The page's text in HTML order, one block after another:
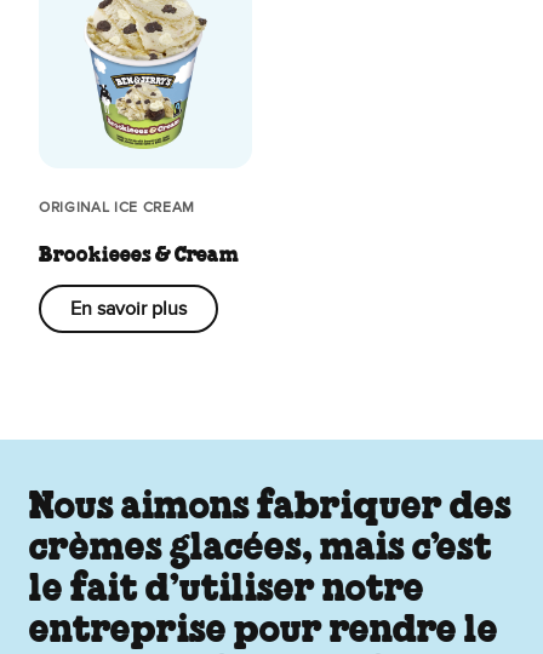
ORIGINAL ICE CREAM
Brookieees & Cream
En savoir plus
Nous aimons fabriquer des
crèmes glacées, mais c’est
le fait d’utiliser notre
entreprise pour rendre le